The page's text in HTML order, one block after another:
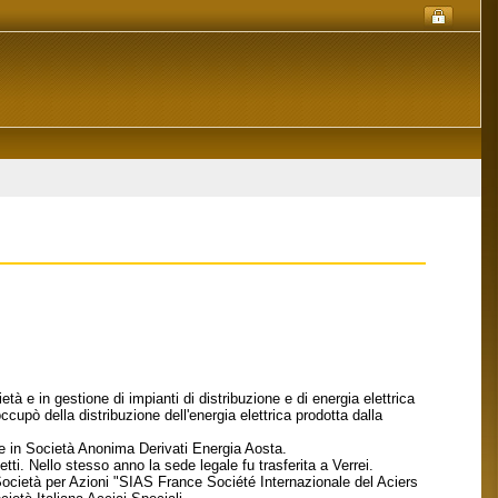
e in gestione di impianti di distribuzione e di energia elettrica
della distribuzione dell'energia elettrica prodotta dalla
Società Anonima Derivati Energia Aosta.
Nello stesso anno la sede legale fu trasferita a Verrei.
per Azioni "SIAS France Société Internazionale del Aciers